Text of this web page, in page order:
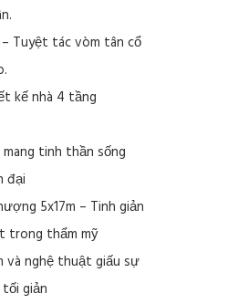
Tuyệt tác vòm tân cổ
kế nhà 4 tầng
mang tinh thần sống
đại
5x17m – Tinh giản
trong thẩm mỹ
và nghệ thuật giấu sự
giản